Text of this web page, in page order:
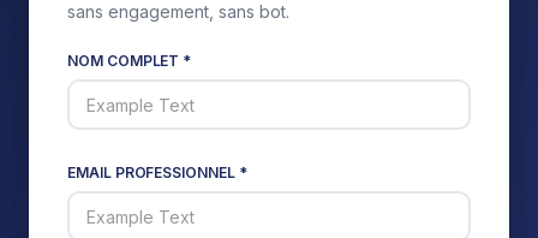
sans engagement, sans bot.
NOM COMPLET *
EMAIL PROFESSIONNEL *